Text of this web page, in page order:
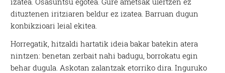
dituztenen iritziaren beldur ez izatea. Barruan dugun
konbikzioari leial ekitea.
Horregatik, hitzaldi hartatik ideia bakar batekin atera
nintzen: benetan zerbait nahi badugu, borrokatu egin
behar dugula. Askotan zalantzak etorriko dira. Inguruko